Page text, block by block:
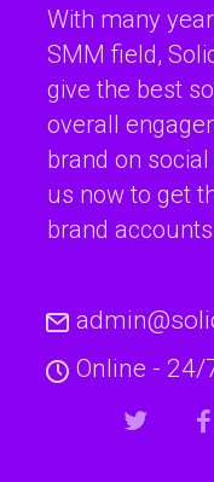
With many
SMM field,
give the best
overall
brand on
us now to get
brand
Online - 24/